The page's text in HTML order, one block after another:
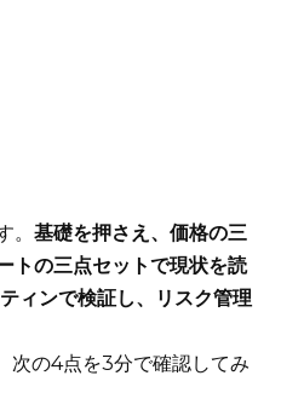
基礎を押さえ、価格の三
トの三点セットで現状を読
ィンで検証し、リスク管理
次の4点を3分で確認してみ